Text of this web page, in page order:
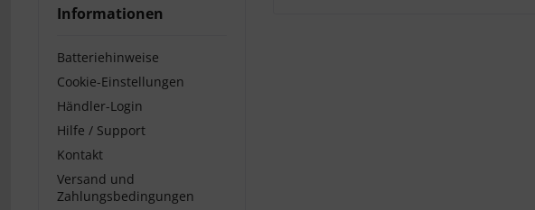
Informationen
Batteriehinweise
Cookie-Einstellungen
Händler-Login
Hilfe / Support
Kontakt
Versand und
Zahlungsbedingungen